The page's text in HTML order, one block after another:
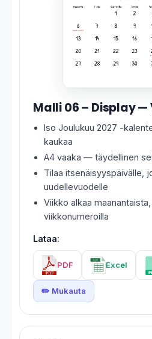
Malli 06 – Display
Iso Joulukuu 2027 -
kaukaa
A4 vaaka — täydellinen
Tilaa itsenäisyyspäivälle,
uudellevuodelle
Viikko alkaa
viikkonumeroilla
Lataa:
PDF Excel
✏️ Mukauta